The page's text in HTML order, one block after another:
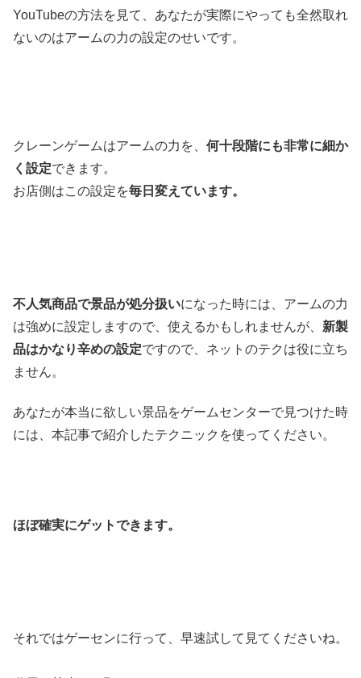
YouTubeの方法を見て、あなたが実際にやっても全然取れ
ないのはアームの力の設定のせいです。
クレーンゲームはアームの力を、 何十段階にも非常に細か
く設定できます。
お店側はこの設定を毎日変えています。
不人気商品で景品が処分扱いになった時には、アームの力
は強めに設定しますので、使えるかもしれませんが、 新製
品はかなり辛めの設定ですので、ネットのテクは役に立ち
ません。
あなたが本当に欲しい景品をゲームセンターで見つけた時
には、本記事で紹介したテクニックを使ってください。
ほぼ確実にゲットできます。
それではゲーセンに行って、早速試して見てくださいね。